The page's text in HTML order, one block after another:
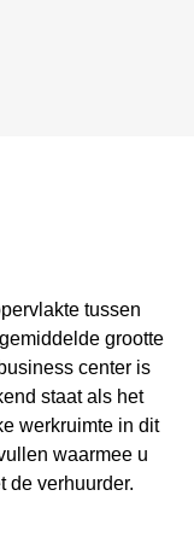
tussen
grootte
center is
staat als het
werkruimte in dit
waarmee u
de verhuurder.